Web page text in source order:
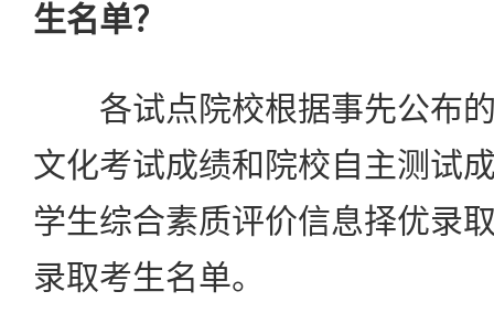
生名单？
各试点院校根据事先公布的
文化考试成绩和院校自主测试
学生综合素质评价信息择优录
录取考生名单。